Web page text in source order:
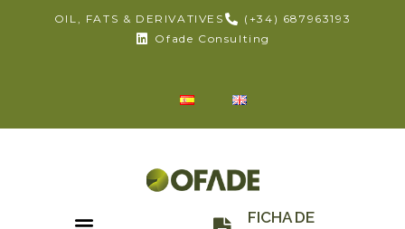
OIL, FATS & DERIVATIVES
(+34) 687963193
Ofade Consulting
FICHA DE